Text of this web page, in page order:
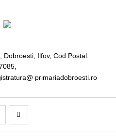
Dobroesti, Ilfov, Cod Postal:
,
primariadobroesti.ro